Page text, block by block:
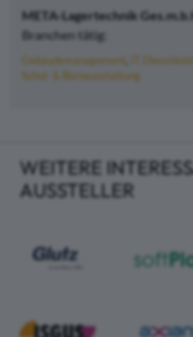
META-Lagertechnik
Branchen tätig:
Gebäudemanagement
IT
Schul- & Büroausstattung
WEITERE
AUSSTELLER